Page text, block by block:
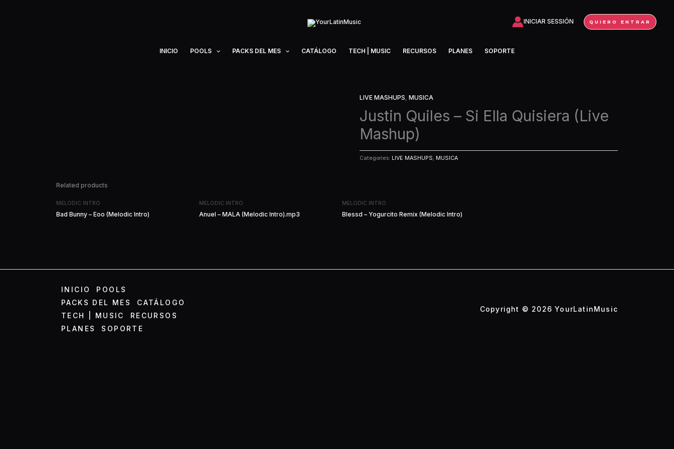
INICIAR SESSIÓN QUIERO ENTRAR
INICIO POOLS PACKS DEL MES CATÁLOGO TECH | MUSIC RECURSOS PLANES SOPORTE
LIVE MASHUPS, MUSICA
Justin Quiles – Si Ella Quisiera (Live
Mashup)
Categories: LIVE MASHUPS, MUSICA
Related products
MELODIC INTRO
Bad Bunny – Eoo (Melodic Intro)
MELODIC INTRO
Anuel – MALA (Melodic Intro).mp3
MELODIC INTRO
Blessd – Yogurcito Remix (Melodic Intro)
INICIO
POOLS
PACKS DEL MES
CATÁLOGO
TECH | MUSIC
RECURSOS
PLANES
SOPORTE
Copyright © 2026 YourLatinMusic